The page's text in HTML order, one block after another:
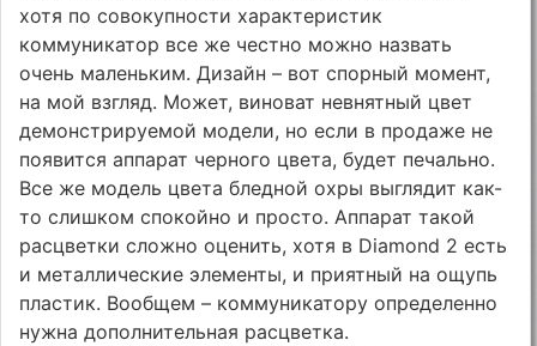
хотя по совокупности характеристик
коммуникатор все же честно можно назвать
очень маленьким. Дизайн – вот спорный момент,
на мой взгляд. Может, виноват невнятный цвет
демонстрируемой модели, но если в продаже не
появится аппарат черного цвета, будет печально.
Все же модель цвета бледной охры выглядит как-
то слишком спокойно и просто. Аппарат такой
расцветки сложно оценить, хотя в Diamond 2 есть
и металлические элементы, и приятный на ощупь
пластик. Вообщем – коммуникатору определенно
нужна дополнительная расцветка.